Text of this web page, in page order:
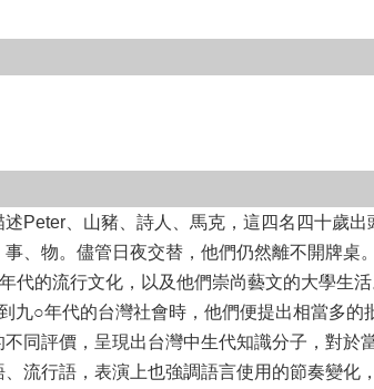
Peter、山豬、詩人、馬克，這四名四十歲
、物。儘管日夜交替，他們仍然離不開牌桌
代的流行文化，以及他們崇尚藝文的大學生
九○年代的台灣社會時，他們便提出相當多的
同評價，呈現出台灣中生代知識分子，對於
流行語，表演上也強調語言使用的節奏變化